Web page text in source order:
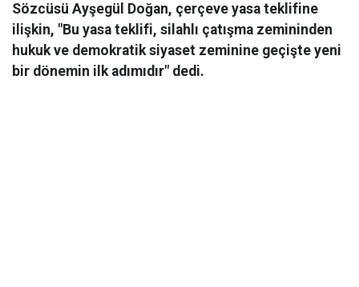
Sözcüsü Ayşegül Doğan, çerçeve yasa teklifine
ilişkin, "Bu yasa teklifi, silahlı çatışma zemininden
hukuk ve demokratik siyaset zeminine geçişte yeni
bir dönemin ilk adımıdır" dedi.